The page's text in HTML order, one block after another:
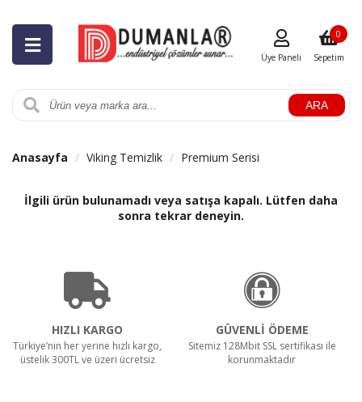
ARA
Üye Paneli Sepetim
0
Anasayfa Viking Temizlik Premium Serisi
İlgili ürün bulunamadı veya satışa kapalı. Lütfen daha
sonra tekrar deneyin.
HIZLI KARGO
Türkiye’nin her yerine hızlı kargo,
üstelik 300TL ve üzeri ücretsiz
GÜVENLİ ÖDEME
Sitemiz 128Mbit SSL sertifikası ile
korunmaktadır